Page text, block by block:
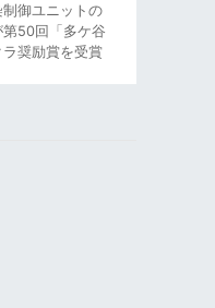
御ユニットの
50回「多ケ谷
奨励賞を受賞